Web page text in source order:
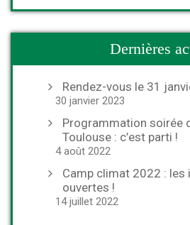
Dernières
Rendez-vous le 31
30 janvier 2023
Programmation soirée
Toulouse : c’est parti !
4 août 2022
Camp climat 2022 :
ouvertes !
14 juillet 2022